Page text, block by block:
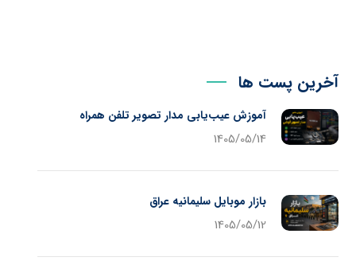
آخرین پست ها
آموزش عیب‌یابی مدار تصویر تلفن همراه
1405/05/14
بازار موبایل سلیمانیه عراق
1405/05/12